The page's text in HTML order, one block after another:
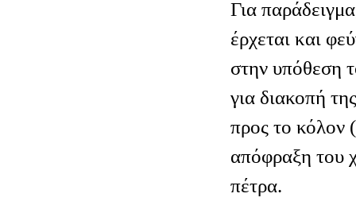
Για
έρχεται και
στην υπόθεση
για διακοπή
προς το κόλον
απόφραξη του
πέτρα.